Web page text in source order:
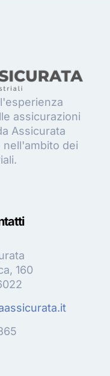
assicurazioni
Assicurata
dei
160